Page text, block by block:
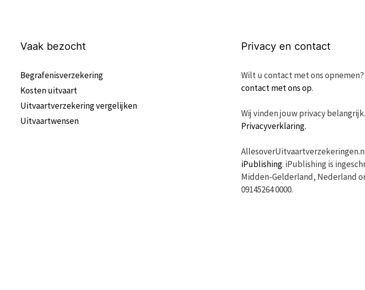
Vaak bezocht
Begrafenisverzekering
Kosten uitvaart
Uitvaartverzekering vergelijken
Uitvaartwensen
Privacy en contact
Wilt u contact met ons opnemen?
contact met ons op.
Wij vinden jouw privacy belangrijk.
Privacyverklaring.
iPublishing. iPublishing is
Midden-Gelderland, Nederland
09145264 0000.